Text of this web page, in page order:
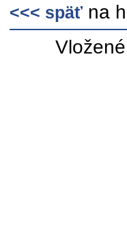
<<< späť na